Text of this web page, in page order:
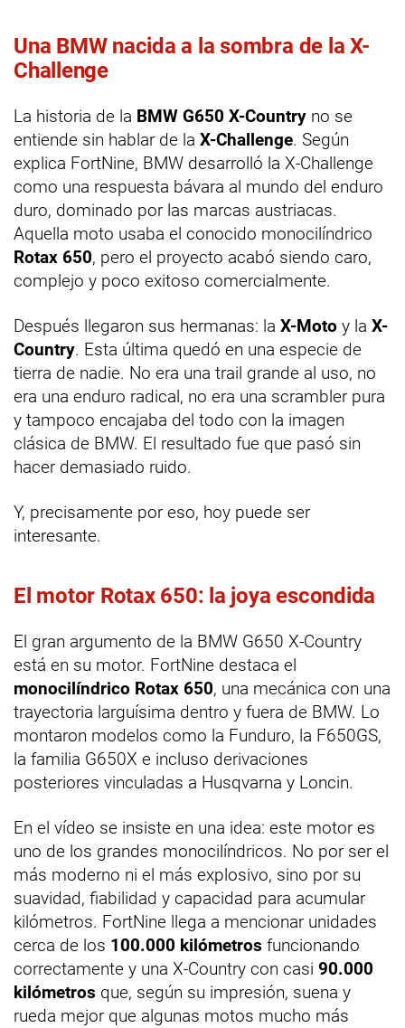
Una BMW nacida a la sombra de la X-
Challenge
La historia de la BMW G650 X-Country no se
entiende sin hablar de la X-Challenge. Según
explica FortNine, BMW desarrolló la X-Challenge
como una respuesta bávara al mundo del enduro
duro, dominado por las marcas austriacas.
Aquella moto usaba el conocido monocilíndrico
Rotax 650, pero el proyecto acabó siendo caro,
complejo y poco exitoso comercialmente.
Después llegaron sus hermanas: la X-Moto y la X-
Country. Esta última quedó en una especie de
tierra de nadie. No era una trail grande al uso, no
era una enduro radical, no era una scrambler pura
y tampoco encajaba del todo con la imagen
clásica de BMW. El resultado fue que pasó sin
hacer demasiado ruido.
Y, precisamente por eso, hoy puede ser
interesante.
El motor Rotax 650: la joya escondida
El gran argumento de la BMW G650 X-Country
está en su motor. FortNine destaca el
monocilíndrico Rotax 650, una mecánica con una
trayectoria larguísima dentro y fuera de BMW. Lo
montaron modelos como la Funduro, la F650GS,
la familia G650X e incluso derivaciones
posteriores vinculadas a Husqvarna y Loncin.
En el vídeo se insiste en una idea: este motor es
uno de los grandes monocilíndricos. No por ser el
más moderno ni el más explosivo, sino por su
suavidad, fiabilidad y capacidad para acumular
kilómetros. FortNine llega a mencionar unidades
cerca de los 100.000 kilómetros funcionando
correctamente y una X-Country con casi 90.000
kilómetros que, según su impresión, suena y
rueda mejor que algunas motos mucho más